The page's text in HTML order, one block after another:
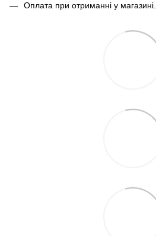
Оплата при отриманні у магазині.